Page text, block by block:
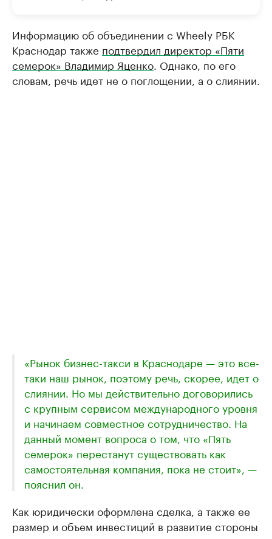
Информацию об объединении с Wheely РБК
Краснодар также подтвердил директор «Пяти
семерок» Владимир Яценко . Однако, по его
словам, речь идет не о поглощении, а о слиянии.
«Рынок бизнес-такси в Краснодаре — это все-
таки наш рынок, поэтому речь, скорее, идет о
слиянии. Но мы действительно договорились
с крупным сервисом международного уровня
и начинаем совместное сотрудничество. На
данный момент вопроса о том, что «Пять
семерок» перестанут существовать как
самостоятельная компания, пока не стоит», —
пояснил он.
Как юридически оформлена сделка, а также ее
размер и объем инвестиций в развитие стороны